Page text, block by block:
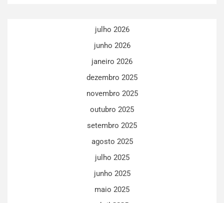
julho 2026
junho 2026
janeiro 2026
dezembro 2025
novembro 2025
outubro 2025
setembro 2025
agosto 2025
julho 2025
junho 2025
maio 2025